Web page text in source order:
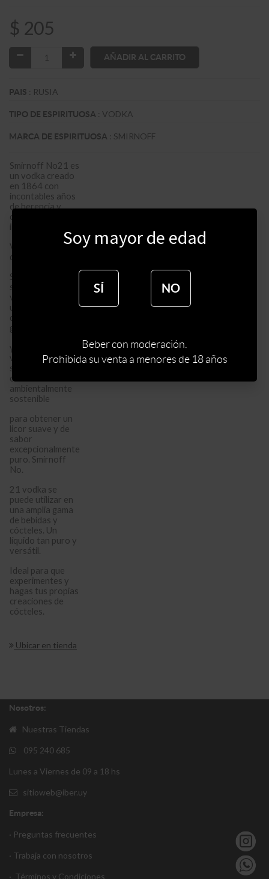
$ 205
AÑADIR AL CARRITO
PAIS : RUSIA
TIPO DE ESPIRITUOSA : VODKA
MARCA DE ESPIRITUOSA : SMIRNOFF
Smirnoff No21 es
un vodka creado
en 1864 con
incontables años
de herencia y
calidad
inigualable.
Vendida en más
de 130 países.
Smirnoff Vodka
se destila tres
veces a partir de
una mezcla de
diferentes
granos
y se filtra diez
veces a través de
siete columnas de
carbón
ambientalmente
sostenible
para obtener un
licor suave y de
sabor
excepcionalmente
puro. Smirnoff
No.
21 vodka se
puede utilizar en
una amplia gama
de bebidas y
cócteles. Un
líquido tan puro y
versátil.
Ideal para que
experimentes y
hagas tus propias
creaciones de
cócteles.
Ubicar en tienda
Nosotros:
Nuestras Tiendas
095 240 685
Lunes a Viernes de 09 a 18 hs
sitioweb@iber.uy
Empresa:
· Preguntas frecuentes
· Trabaja con nosotros
· Términos y Condiciones
Soy mayor de edad
SÍ NO
Beber con moderación.
Prohibida su venta a menores de 18 años